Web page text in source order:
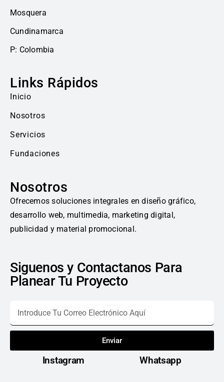
Mosquera
Cundinamarca
P: Colombia
Links Rápidos
Inicio
Nosotros
Servicios
Fundaciones
Nosotros
Ofrecemos soluciones integrales en diseño gráfico,
desarrollo web, multimedia, marketing digital,
publicidad y material promocional.
Siguenos y Contactanos Para
Planear Tu Proyecto
Enviar
Instagram Whatsapp